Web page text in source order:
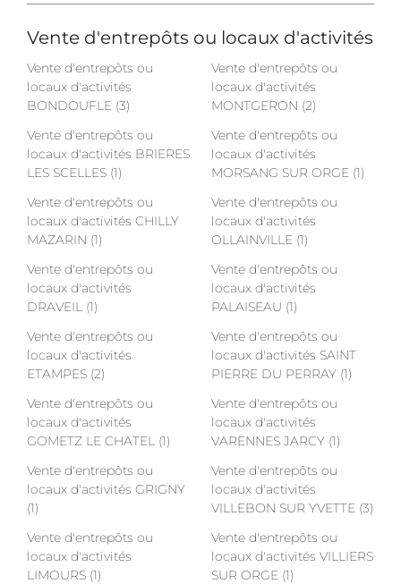
Vente d'entrepôts ou locaux d'activités
Vente d'entrepôts ou
locaux d'activités
BONDOUFLE (3)
Vente d'entrepôts ou
locaux d'activités BRIERES
LES SCELLES (1)
Vente d'entrepôts ou
locaux d'activités CHILLY
MAZARIN (1)
Vente d'entrepôts ou
locaux d'activités
DRAVEIL (1)
Vente d'entrepôts ou
locaux d'activités
ETAMPES (2)
Vente d'entrepôts ou
locaux d'activités
GOMETZ LE CHATEL (1)
Vente d'entrepôts ou
locaux d'activités GRIGNY
(1)
Vente d'entrepôts ou
locaux d'activités
LIMOURS (1)
Vente d'entrepôts ou
locaux d'activités
MONTGERON (2)
Vente d'entrepôts ou
locaux d'activités
MORSANG SUR ORGE (1)
Vente d'entrepôts ou
locaux d'activités
OLLAINVILLE (1)
Vente d'entrepôts ou
locaux d'activités
PALAISEAU (1)
Vente d'entrepôts ou
locaux d'activités SAINT
PIERRE DU PERRAY (1)
Vente d'entrepôts ou
locaux d'activités
VARENNES JARCY (1)
Vente d'entrepôts ou
locaux d'activités
VILLEBON SUR YVETTE (3)
Vente d'entrepôts ou
locaux d'activités VILLIERS
SUR ORGE (1)